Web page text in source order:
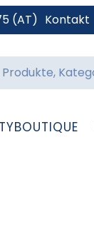
(AT) Kontakt